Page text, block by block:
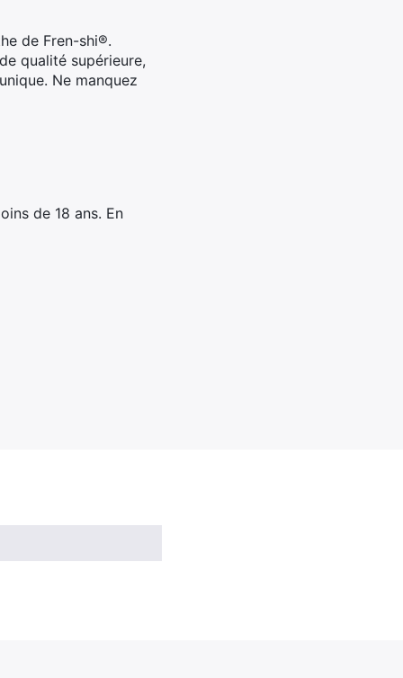
de Fren-shi®.
qualité supérieure,
Ne manquez
de 18 ans. En